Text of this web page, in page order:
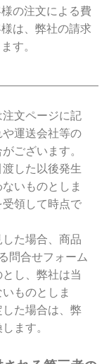
の注文による費
は、弊社の請求
す。
文ページに記
運送会社等の
ございます。
した以後発生
いものとしま
領して時点で
た場合、商品
問合せフォーム
し、弊社は当
ものとしま
た場合は、弊
ます。